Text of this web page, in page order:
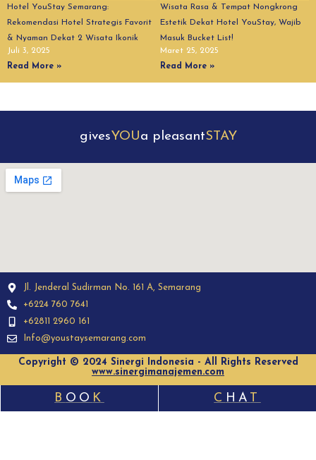
Hotel YouStay Semarang:
Rekomendasi Hotel Strategis Favorit
& Nyaman Dekat 2 Wisata Ikonik
Juli 3, 2025
Read More »
Wisata Rasa & Tempat Nongkrong
Estetik Dekat Hotel YouStay, Wajib
Masuk Bucket List!
Maret 25, 2025
Read More »
givesYOUa pleasantSTAY
Jl. Jenderal Sudirman No. 161 A, Semarang
+6224 760 7641
+62811 2960 161
Info@youstaysemarang.com
Copyright © 2024 Sinergi Indonesia - All Rights Reserved
www.sinergimanajemen.com
C HA T
B OO K